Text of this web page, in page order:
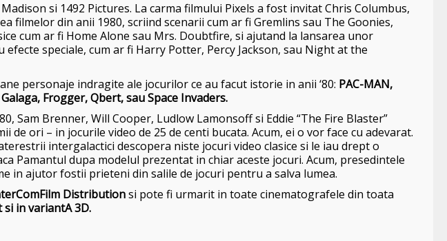
si 1492 Pictures. La carma filmului Pixels a fost invitat Chris Columbus,
filmelor din anii 1980, scriind scenarii cum ar fi Gremlins sau The Goonies,
cum ar fi Home Alone sau Mrs. Doubtfire, si ajutand la lansarea unor
efecte speciale, cum ar fi Harry Potter, Percy Jackson, sau Night at the
personaje indragite ale jocurilor ce au facut istorie in anii ‘80: PAC-MAN,
Frogger, Qbert, sau Space Invaders.
Sam Brenner, Will Cooper, Ludlow Lamonsoff si Eddie “The Fire Blaster”
de ori – in jocurile video de 25 de centi bucata. Acum, ei o vor face cu adevarat.
intergalactici descopera niste jocuri video clasice si le iau drept o
Pamantul dupa modelul prezentat in chiar aceste jocuri. Acum, presedintele
in ajutor fostii prieteni din salile de jocuri pentru a salva lumea.
Distributionsi pote fi urmarit in toate cinematografele din toata
si in variantA 3D.